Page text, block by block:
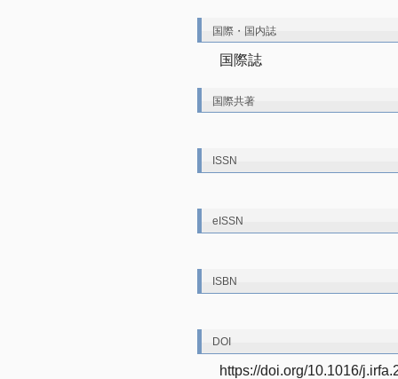
国際・国内誌
国際誌
国際共著
ISSN
eISSN
ISBN
DOI
https://doi.org/10.1016/